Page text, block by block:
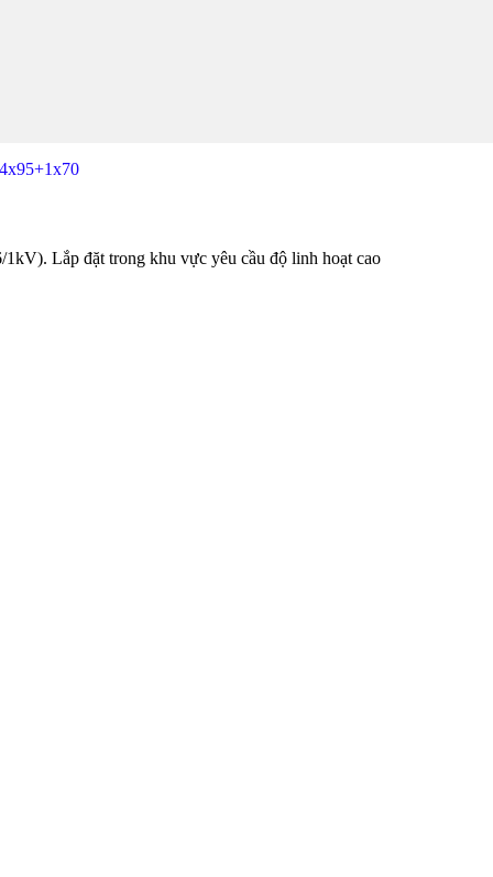
Lắp đặt trong khu vực yêu cầu độ linh hoạt cao